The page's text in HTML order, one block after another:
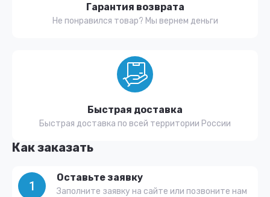
Гарантия возврата
Не понравился товар? Мы вернем деньги
Быстрая доставка
Быстрая доставка по всей территории России
Как заказать
1
Оставьте заявку
Заполните заявку на сайте или позвоните нам